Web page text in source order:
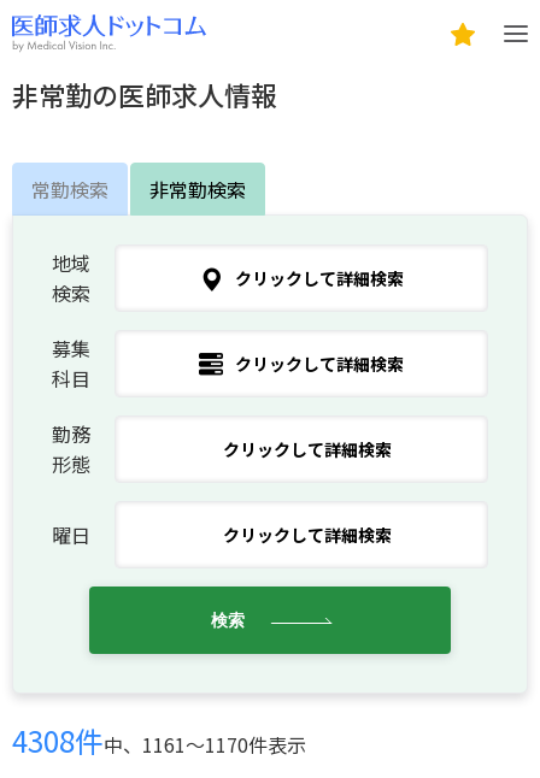
非常勤の医師求人情報
常勤検索 非常勤検索
地域
検索
クリックして詳細検索
募集
科目
クリックして詳細検索
勤務
形態
クリックして詳細検索
曜日 クリックして詳細検索
検索
4308件中、1161〜1170件表示